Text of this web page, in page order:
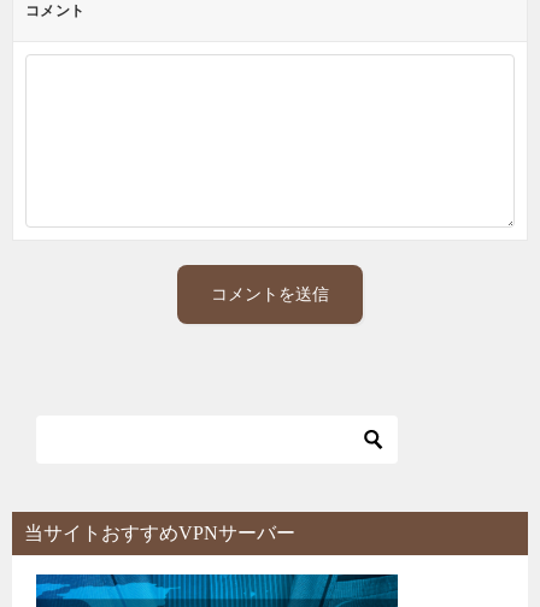
コメント
当サイトおすすめVPNサーバー